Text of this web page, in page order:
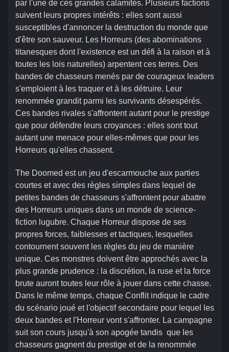
par l'une de ces grandes calamités. Plusieurs factions
suivent leurs propres intérêts : elles sont aussi
susceptibles d'annoncer la destruction du monde que
d'être son sauveur. Les Horreurs (des abominations
titanesques dont l'existence est un défi à la raison et à
toutes les lois naturelles) arpentent ces terres. Des
bandes de chasseurs menés par de courageux leaders
s'emploient à les traquer et à les détruire. Leur
renommée grandit parmi les survivants désespérés.
Ces bandes rivales s'affrontent autant pour le prestige
que pour défendre leurs croyances : elles sont tout
autant une menace pour elles-mêmes que pour les
Horreurs qu'elles chassent.
The Doomed est un jeu d'escarmouche aux parties
courtes et avec des règles simples dans lequel de
petites bandes de chasseurs s'affrontent pour abattre
des Horreurs uniques dans un monde de science-
fiction lugubre. Chaque Horreur dispose de ses
propres forces, faiblesses et tactiques, lesquelles
contournent souvent les règles du jeu de manière
unique. Ces monstres doivent être approchés avec la
plus grande prudence : la discrétion, la ruse et la force
brute auront toutes leur rôle à jouer dans cette chasse.
Dans le même temps, chaque Conflit indique le cadre
du scénario joué et l'objectif secondaire pour lequel les
deux bandes et l'Horreur vont s'affronter. La campagne
suit son cours jusqu'à son apogée tandis que les
chasseurs gagnent du prestige et de la renommée